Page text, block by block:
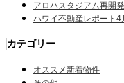
アロハスタジアム再開
ハワイ不動産レポート4
カテゴリー
オススメ新着物件